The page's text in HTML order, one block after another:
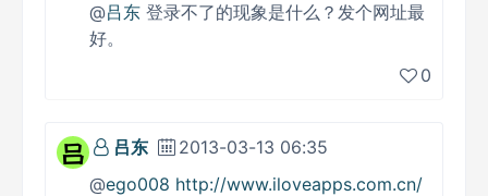
@吕东 登录不了的现象是什么？发个网址最
好。
0
吕东
2013-03-13 06:35
@ego008 http://www.iloveapps.com.cn/